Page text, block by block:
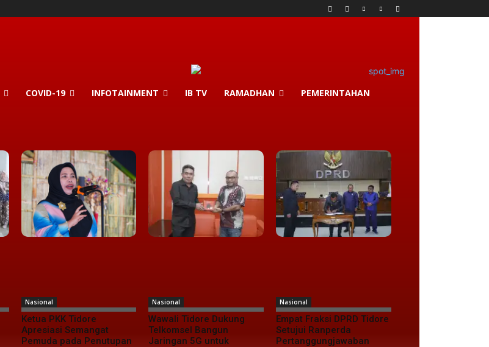
COVID-19 INFOTAINMENT IB TV RAMADHAN PEMERINTAHAN
Nasional
Ketua PKK Tidore
Apresiasi Semangat
Pemuda pada Penutupan
Nasional
Wawali Tidore Dukung
Telkomsel Bangun
Jaringan 5G untuk
Nasional
Empat Fraksi DPRD Tidore
Setujui Ranperda
Pertanggungjawaban